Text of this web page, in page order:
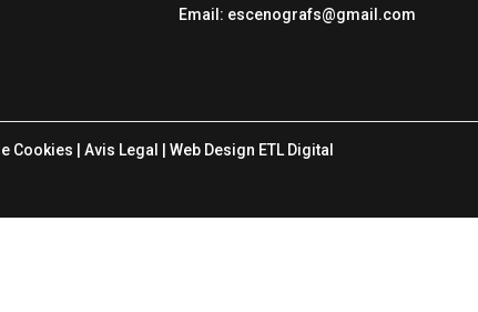
Email: escenografs@gmail.com
Cookies Avis Legal | Web Design ETL Digital